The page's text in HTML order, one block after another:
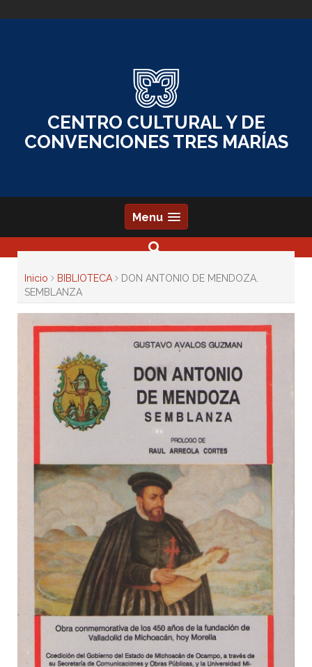
to
CENTRO CULTURAL Y DE
CONVENCIONES TRES MARÍAS
Menu
Inicio BIBLIOTECA
DON ANTONIO DE MENDOZA.
SEMBLANZA